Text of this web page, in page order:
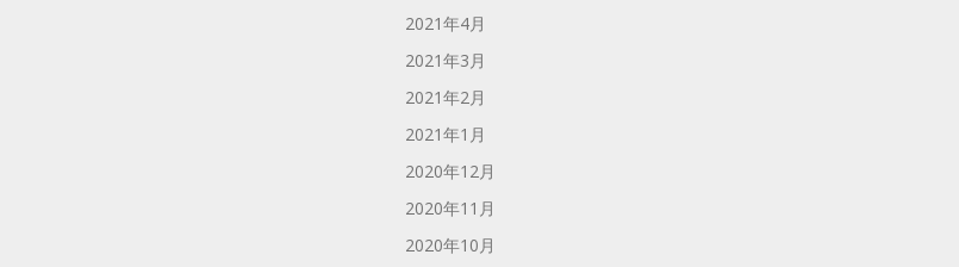
2021年4月
2021年3月
2021年2月
2021年1月
2020年12月
2020年11月
2020年10月